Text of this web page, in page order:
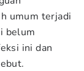
umum terjadi
belum
ini dan